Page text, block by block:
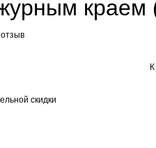
краем
скидки